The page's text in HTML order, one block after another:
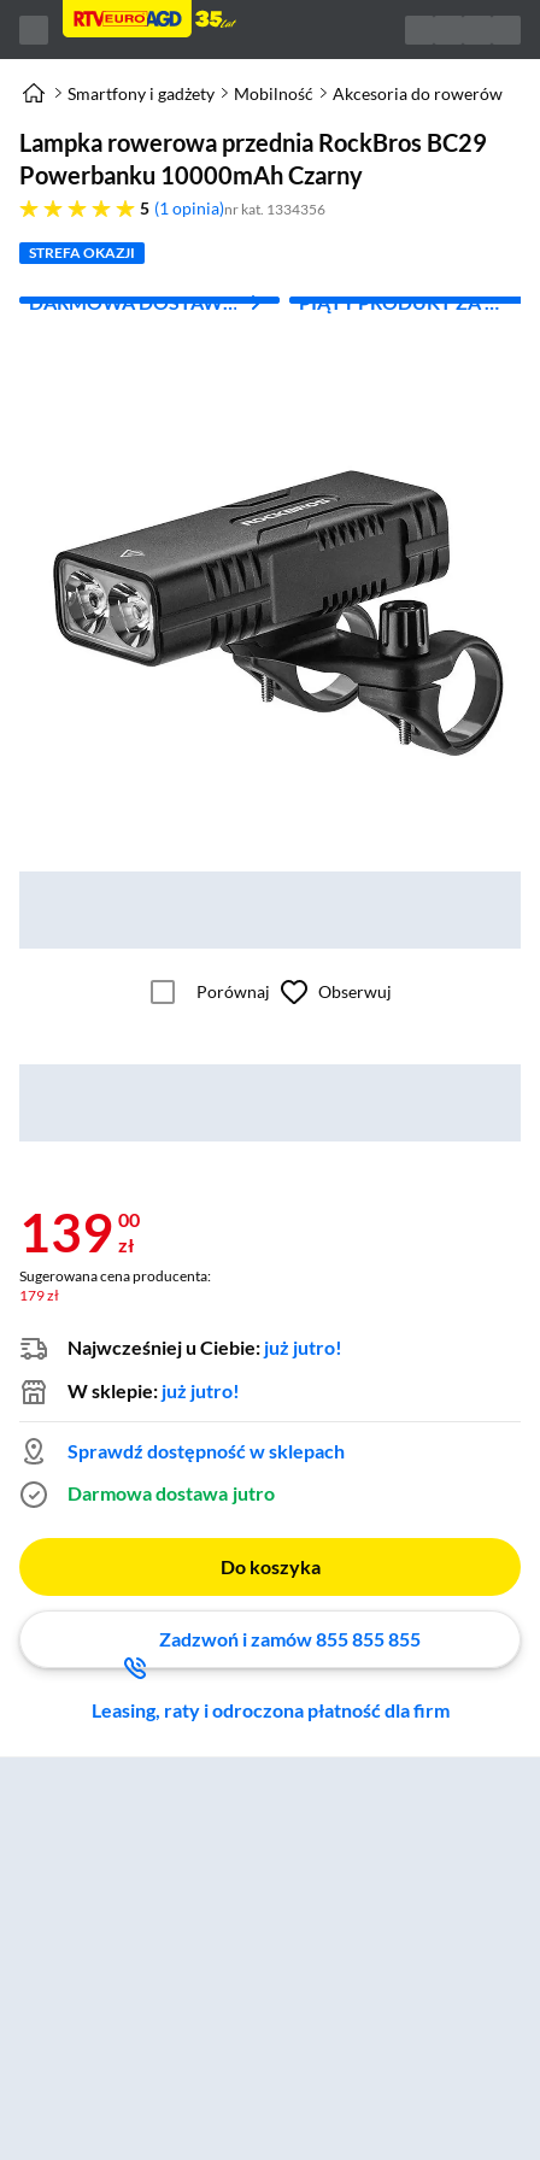
Smartfony i gadżety Mobilność Akcesoria do rowerów
Lampka rowerowa przednia RockBros BC29
Powerbanku 10000mAh Czarny
5
pięć gwiazdek 1 opinia nr kat. 1334356
STREFA OKAZJI
DARMOWA DOSTAWA
PIĄTY PRODUKT ZA 1
Porównaj Obserwuj
139 00
zł
Sugerowana cena producenta:
179 zł
Najwcześniej u Ciebie: już jutro!
W sklepie: już jutro!
Sprawdź dostępność w sklepach
Darmowa dostawa jutro
Do koszyka
Zadzwoń i zamów 855 855 855
Leasing, raty i odroczona płatność dla firm